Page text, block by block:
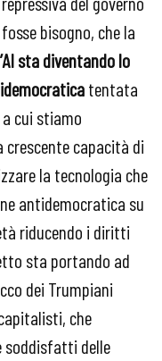
bisogno, che la
sta diventando lo
tentata
cui stiamo
crescente capacità di
la tecnologia che
antidemocratica su
riducendo i diritti
sta portando ad
dei Trumpiani
che
soddisfatti delle